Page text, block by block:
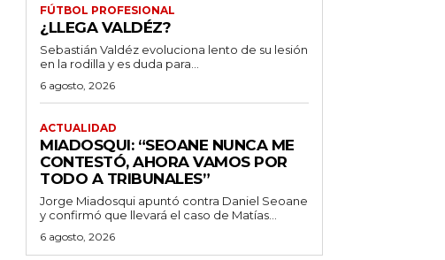
FÚTBOL PROFESIONAL
¿LLEGA VALDÉZ?
Sebastián Valdéz evoluciona lento de su lesión
en la rodilla y es duda para...
6 agosto, 2026
ACTUALIDAD
MIADOSQUI: “SEOANE NUNCA ME
CONTESTÓ, AHORA VAMOS POR
TODO A TRIBUNALES”
Jorge Miadosqui apuntó contra Daniel Seoane
y confirmó que llevará el caso de Matías...
6 agosto, 2026